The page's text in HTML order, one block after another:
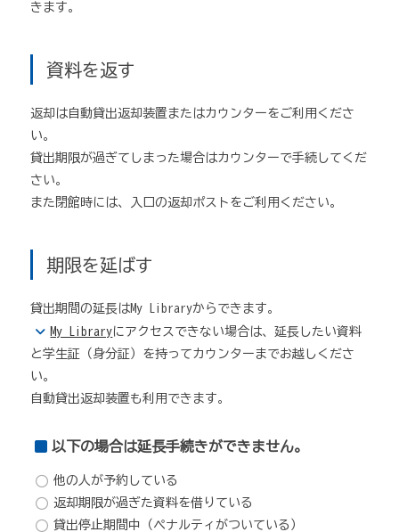
きます。
資料を返す
返却は自動貸出返却装置またはカウンターをご利用くださ
い。
貸出期限が過ぎてしまった場合はカウンターで手続してくだ
さい。
また閉館時には、入口の返却ポストをご利用ください。
期限を延ばす
貸出期間の延長はMy Libraryからできます。
My Libraryにアクセスできない場合は、延長したい資料
と学生証（身分証）を持ってカウンターまでお越しくださ
い。
自動貸出返却装置も利用できます。
以下の場合は延長手続きができません。
他の人が予約している
返却期限が過ぎた資料を借りている
貸出停止期間中（ペナルティがついている）